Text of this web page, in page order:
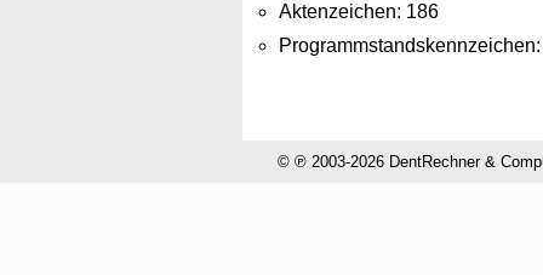
Aktenzeichen: 186
© ℗ 2003-2026 DentRechner &